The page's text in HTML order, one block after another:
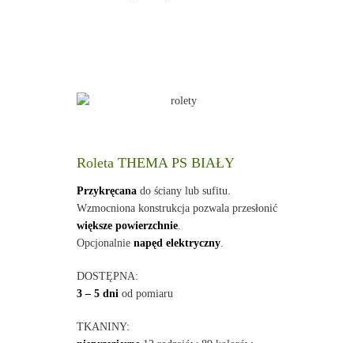
Roleta THEMA PS BIAŁY
Przykręcanado ściany lub sufitu.
Wzmocniona konstrukcja pozwala przesłonić
większe powierzchnie.
Opcjonalnie napęd elektryczny.
DOSTĘPNA:
3 – 5 dni od pomiaru
TKANINY: